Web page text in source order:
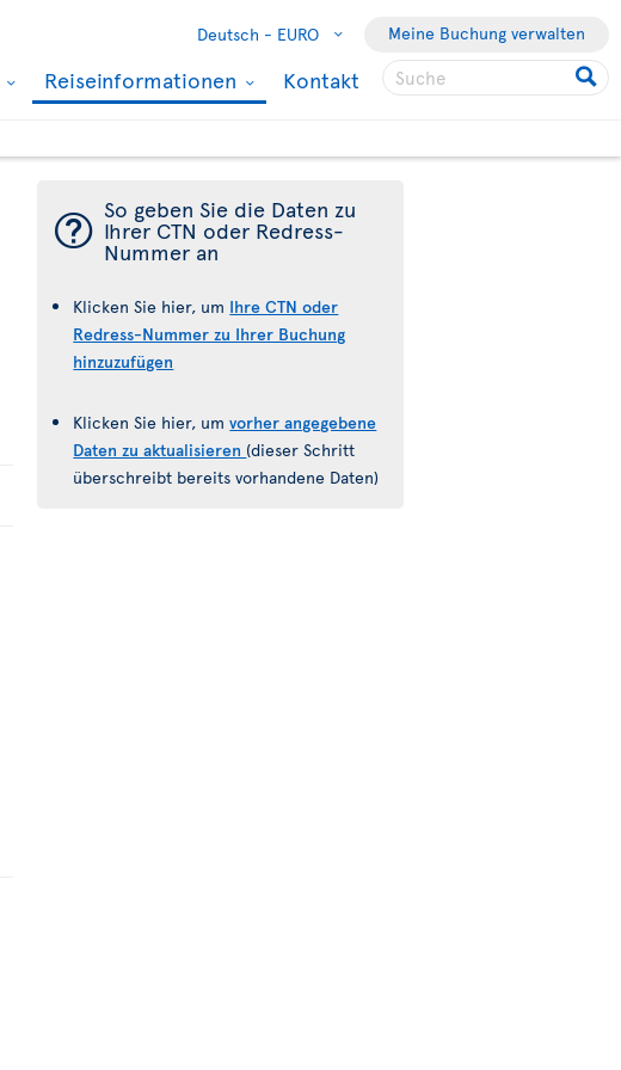
Deutsch - EURO Meine Buchung verwalten
Reiseinformationen Kontakt
¯ So geben Sie die Daten zu
Ihrer CTN oder Redress-
Nummer an
Klicken Sie hier, um Ihre CTN oder
Redress-Nummer zu Ihrer Buchung
hinzuzufügen
Klicken Sie hier, umvorher angegebene
Daten zu aktualisieren (dieser Schritt
überschreibt bereits vorhandene Daten)